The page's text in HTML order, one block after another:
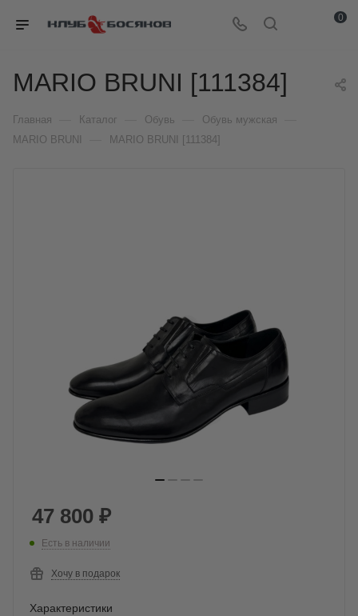
0
MARIO BRUNI [111384]
Главная Каталог Обувь Обувь мужская
MARIO BRUNI MARIO BRUNI [111384]
47 800 ₽
Есть в наличии
Хочу в подарок
Характеристики